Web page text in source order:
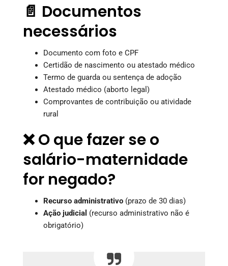
📄 Documentos
necessários
Documento com foto e CPF
Certidão de nascimento ou atestado médico
Termo de guarda ou sentença de adoção
Atestado médico (aborto legal)
Comprovantes de contribuição ou atividade
rural
❌ O que fazer se o
salário-maternidade
for negado?
Recurso administrativo (prazo de 30 dias)
Ação judicial (recurso administrativo não é
obrigatório)